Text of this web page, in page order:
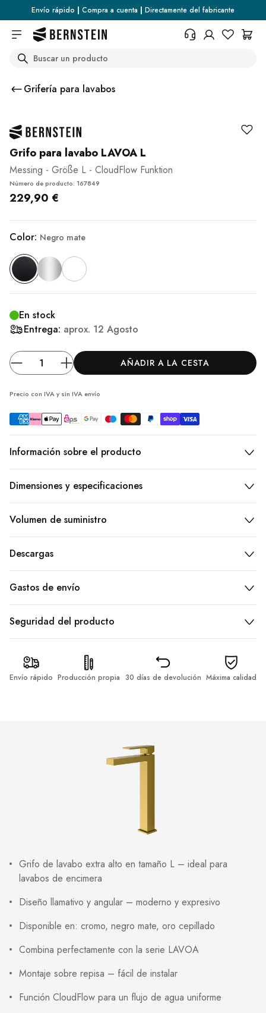
Skip to main content
Envío rápido | Compra a cuenta | Directamente del fabricante
Search
Grifería para lavabos
Grifo para lavabo LAVOA L
Messing - Größe L - CloudFlow Funktion
Número de producto: 167849
229,90 €
Color: Negro mate
En stock
Entrega: aprox. 12 Agosto
AÑADIR A LA CESTA
Precio con IVA y sin IVAenvío
Información sobre el producto
Dimensiones y especificaciones
Volumen de suministro
Descargas
Gastos de envío
Seguridad del producto
Envío rápido Producción propia 30 días de devolución Máxima calidad
Grifo de lavabo extra alto en tamaño L – ideal para
lavabos de encimera
Diseño llamativo y angular – moderno y expresivo
Disponible en: cromo, negro mate, oro cepillado
Combina perfectamente con la serie LAVOA
Montaje sobre repisa – fácil de instalar
Función CloudFlow para un flujo de agua uniforme